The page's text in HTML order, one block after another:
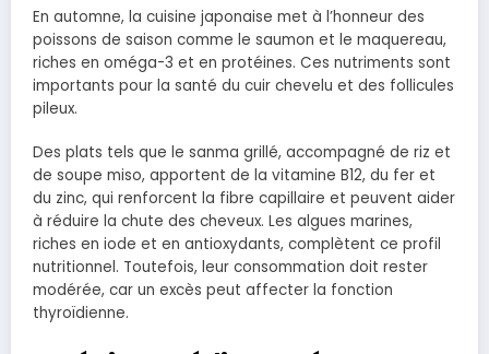
En automne, la cuisine japonaise met à l’honneur des
poissons de saison comme le saumon et le maquereau,
riches en oméga-3 et en protéines. Ces nutriments sont
importants pour la santé du cuir chevelu et des follicules
pileux.
Des plats tels que le sanma grillé, accompagné de riz et
de soupe miso, apportent de la vitamine B12, du fer et
du zinc, qui renforcent la fibre capillaire et peuvent aider
à réduire la chute des cheveux. Les algues marines,
riches en iode et en antioxydants, complètent ce profil
nutritionnel. Toutefois, leur consommation doit rester
modérée, car un excès peut affecter la fonction
thyroïdienne.